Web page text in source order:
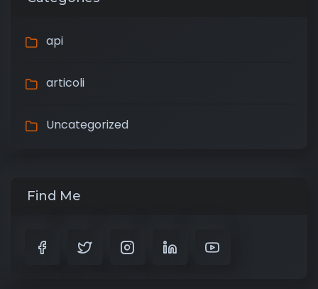
api
articoli
Uncategorized
Find Me